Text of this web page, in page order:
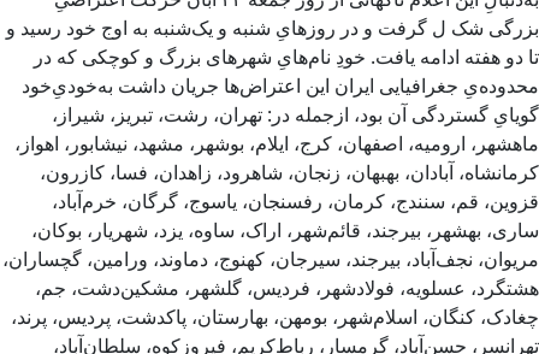
بزرگی شک ل گرفت و در روزهایِ شنبه و یک‌شنبه به اوج خود رسید و
تا دو هفته ادامه یافت. خودِ نام‌هایِ شهرهای بزرگ و کوچکی که در
محدوده‌یِ جغرافیایی ایران این اعتراض‌ها جریان داشت به‌خودیِ‌خود
گویایِ گستردگی آن بود، ازجمله در: تهران، رشت، تبریز، شیراز،
ماهشهر، ارومیه، اصفهان، کرج، ایلام، بوشهر، مشهد، نیشابور، اهواز،
کرمانشاه، آبادان، بهبهان، زنجان، شاهرود، زاهدان، فسا، کازرون،
قزوین، قم، سنندج، کرمان، رفسنجان، یاسوج، گرگان، خرم‌آباد،
ساری، بهشهر، بیرجند، قائم‌شهر، اراک، ساوه، یزد، شهریار، بوکان،
مریوان، نجف‌آباد، بیرجند،‌ سیرجان، کهنوج، دماوند، ورامین، گچساران،
هشتگرد، عسلویه، فولادشهر، فردیس، گلشهر، مشکین‌دشت، جم،
چغادک، کنگان، اسلام‌شهر، بومهن، بهارستان، پاکدشت، پردیس، پرند،
تهرانسر، حسن‌آباد، گرمسار، رباط‌کریم، فیروزکوه، سلطان‌آباد،